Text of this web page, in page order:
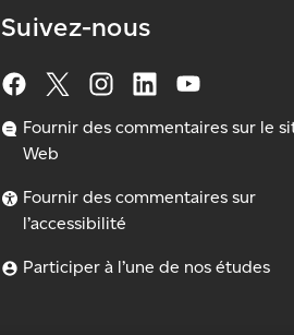
Suivez-nous
Fournir des commentaires sur le
Web
Fournir des commentaires sur
l’accessibilité
Participer à l’une de nos études